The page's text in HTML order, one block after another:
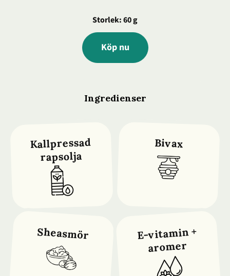
Storlek: 60 g
Köp nu
Ingredienser
Kallpressad
rapsolja
Bivax
Sheasmör E-vitamin +
aromer